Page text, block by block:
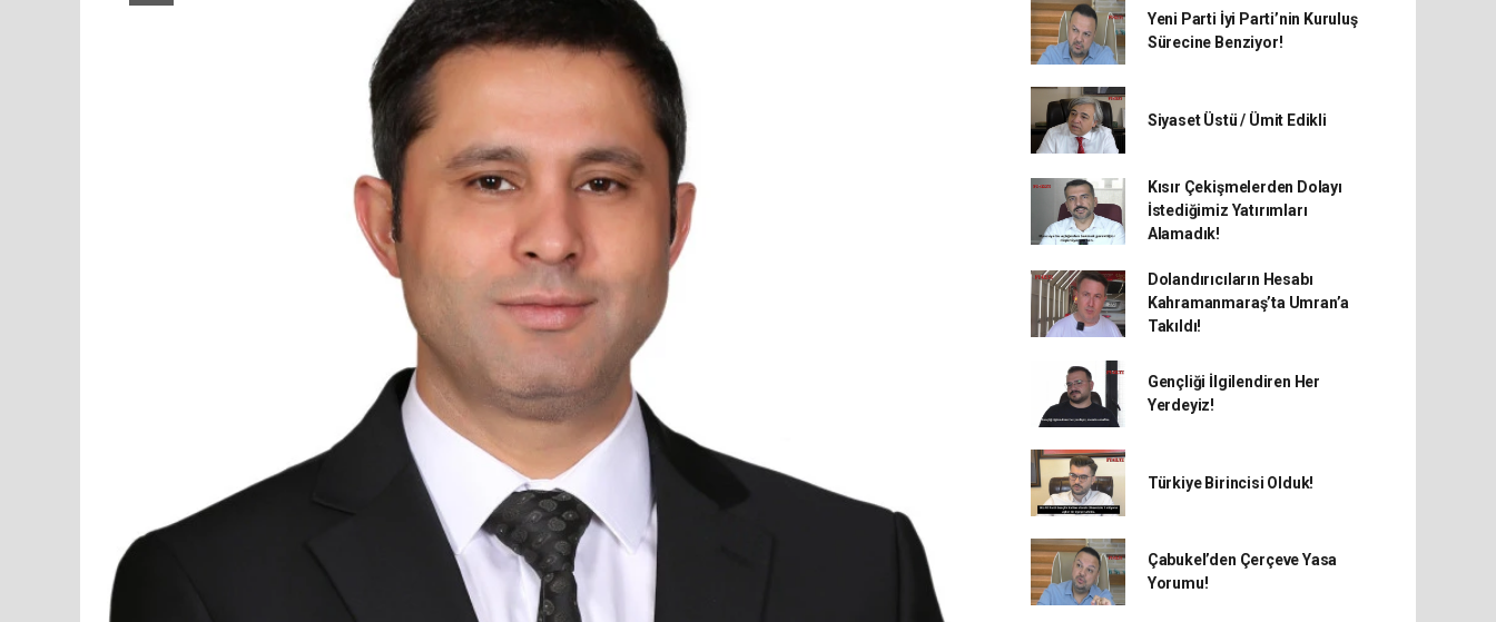
Yeni Parti İyi Parti’nin Kuruluş
Sürecine Benziyor!
Siyaset Üstü / Ümit Edikli
Kısır Çekişmelerden Dolayı
İstediğimiz Yatırımları
Alamadık!
Dolandırıcıların Hesabı
Kahramanmaraş’ta Umran’a
Takıldı!
Gençliği İlgilendiren Her
Yerdeyiz!
Türkiye Birincisi Olduk!
Çabukel’den Çerçeve Yasa
Yorumu!